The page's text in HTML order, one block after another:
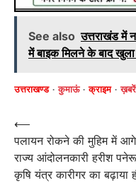
See also उत्तराखंड में
में बाइक मिलने के बाद
उत्तराखण्ड कुमाऊं क्राइम ख़बरें
Post
navigation
⟵
पलायन रोकने की मुहिम में
राज्य आंदोलनकारी हरीश
कृषि यंत्र कारीगर का बढ़ाया